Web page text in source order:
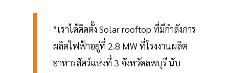
“เราได้ติดตั้ง Solar rooftop ที่มีกำลังการ
ผลิตไฟฟ้าอยู่ที่ 2.8 MW ที่โรงงานผลิต
อาหารสัตว์แห่งที่ 3 จังหวัดลพบุรี นับ